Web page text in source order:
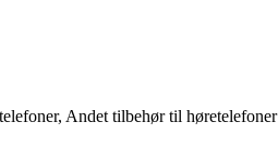
Andet tilbehør til høretelefoner